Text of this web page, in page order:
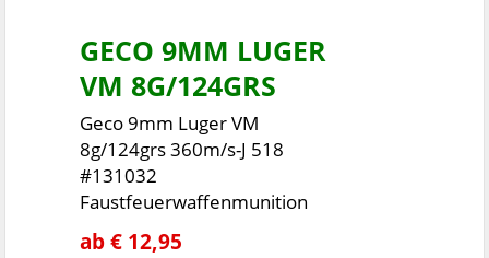
GECO 9MM LUGER
VM 8G/124GRS
Geco 9mm Luger VM
8g/124grs 360m/s-J 518
#131032
Faustfeuerwaffenmunition
ab € 12,95